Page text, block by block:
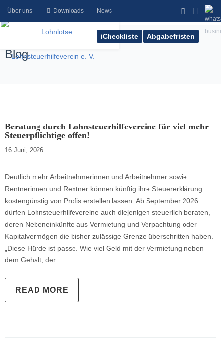
Abgabefristen
iCheckliste
Über uns Downloads News
Blog
Beratung durch Lohnsteuerhilfevereine für viel mehr
Steuerpflichtige offen!
16 Juni, 2026
Deutlich mehr Arbeitnehmerinnen und Arbeitnehmer sowie
Rentnerinnen und Rentner können künftig ihre Steuererklärung
kostengünstig von Profis erstellen lassen. Ab September 2026
dürfen Lohnsteuerhilfevereine auch diejenigen steuerlich beraten,
deren Nebeneinkünfte aus Vermietung und Verpachtung oder
Kapitalvermögen die bisher zulässige Grenze überschritten haben.
„Diese Hürde ist passé. Wie viel Geld mit der Vermietung neben
dem Gehalt, der
READ MORE